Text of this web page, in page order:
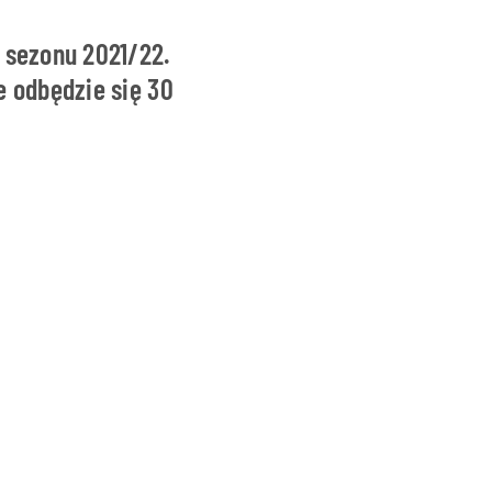
2021/22.
odbędzie się 30